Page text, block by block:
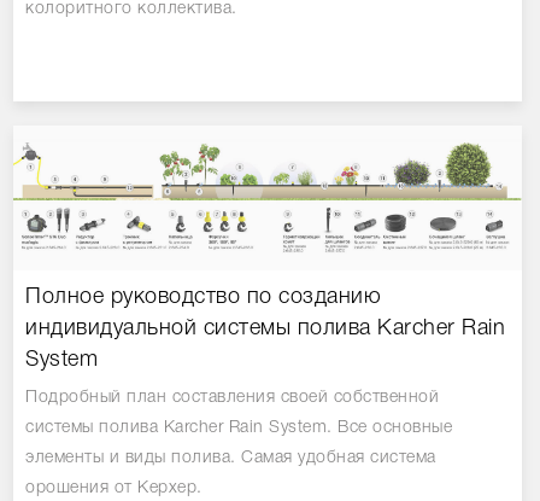
колоритного коллектива.
Полное руководство по созданию
индивидуальной системы полива Karcher Rain
System
Подробный план составления своей собственной
системы полива Karcher Rain System. Все основные
элементы и виды полива. Самая удобная система
орошения от Керхер.